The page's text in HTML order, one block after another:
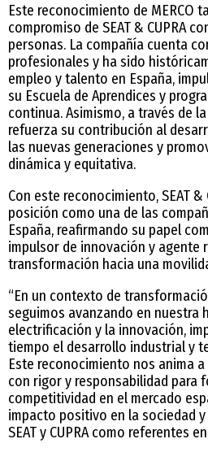
Este reconocimiento de MERCO
compromiso de SEAT & CUPRA
personas. La compañía cuenta
profesionales y ha sido
empleo y talento en España,
su Escuela de Aprendices y
continua. Asimismo, a través de la
refuerza su contribución al
las nuevas generaciones y
dinámica y equitativa.
Con este reconocimiento, SEAT &
posición como una de las
España, reafirmando su papel
impulsor de innovación y agente
transformación hacia una
“En un contexto de
seguimos avanzando en nuestra
electrificación y la innovación,
tiempo el desarrollo industrial y
Este reconocimiento nos anima
con rigor y responsabilidad para
competitividad en el mercado
impacto positivo en la sociedad
SEAT y CUPRA como referentes